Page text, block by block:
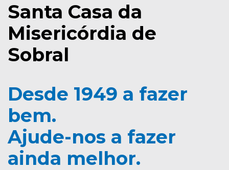
Santa Casa da
Misericórdia de
Sobral
Desde 1949 a fazer
bem.
Ajude-nos a fazer
ainda melhor.